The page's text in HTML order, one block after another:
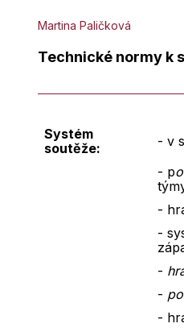
Martina Paličková
Technické normy k
Systém
soutěže:
- v
- p
-
-
-
-
-